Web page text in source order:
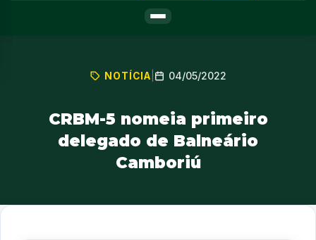
NOTÍCIA 04/05/2022
CRBM-5 nomeia primeiro
delegado de Balneário
Camboriú